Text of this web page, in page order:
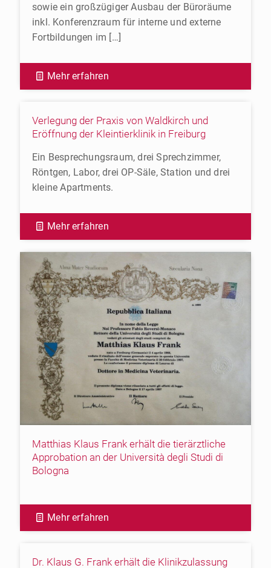
sowie ein großzügiger Ausbau der Büroräume
inkl. Konferenzraum für interne und externe
Fortbildungen im […]
Mehr erfahren
Verlegung der Praxis von Waldkirch und
Eröffnung der Kleintierklinik in Freiburg
Ein Besprechungsraum, drei Sprechzimmer,
Röntgen, Labor, drei OP-Säle, Station und drei
kleine Apartments.
Mehr erfahren
Matthias Klaus Frank erhält die tierärztliche
Approbation an der Università degli Studi di
Bologna
Mehr erfahren
Dr. Klaus G. Frank erhält die Klinikzulassung